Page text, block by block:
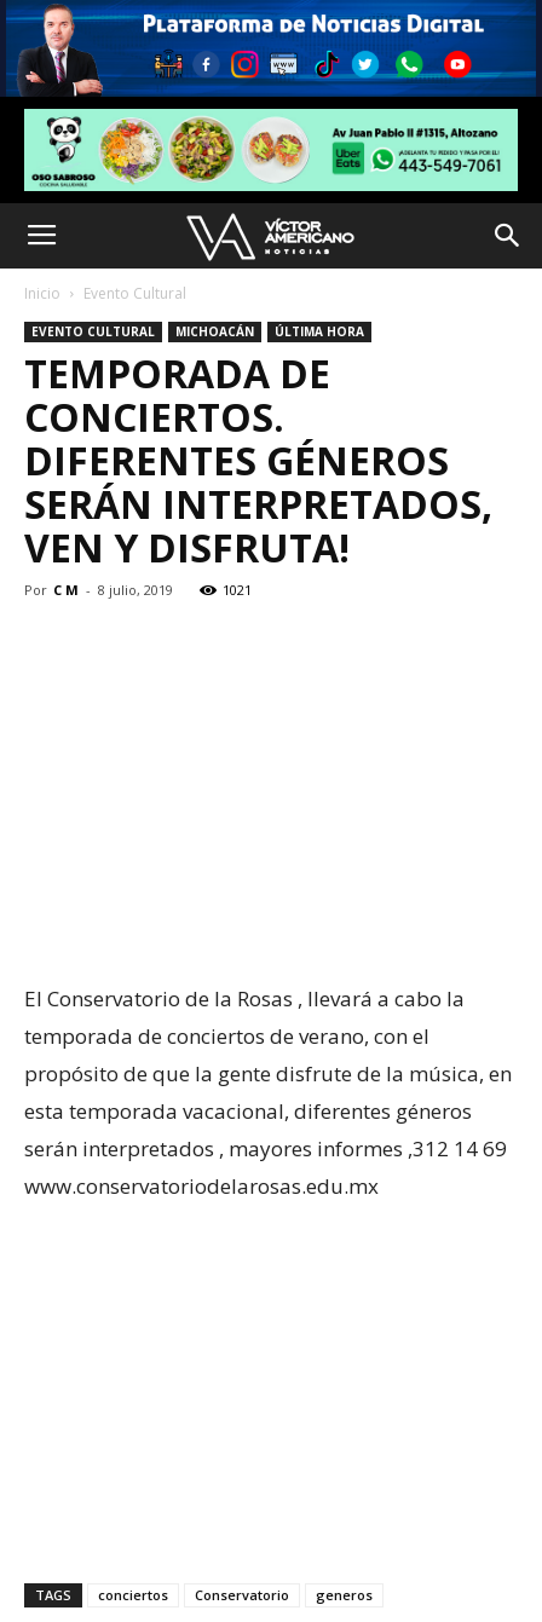
Inicio Evento Cultural
EVENTO CULTURAL MICHOACÁN ÚLTIMA HORA
TEMPORADA DE
CONCIERTOS.
DIFERENTES GÉNEROS
SERÁN INTERPRETADOS,
VEN Y DISFRUTA!
Por C M - 8 julio, 2019 1021
El Conservatorio de la Rosas , llevará a cabo la
temporada de conciertos de verano, con el
propósito de que la gente disfrute de la música, en
esta temporada vacacional, diferentes géneros
serán interpretados , mayores informes ,312 14 69
www.conservatoriodelarosas.edu.mx
TAGS conciertos Conservatorio generos